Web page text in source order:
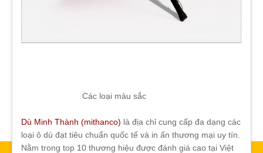
Các loại màu sắc
Dù Minh Thành (mithanco) là địa chỉ cung cấp đa dạng các
loại ô dù đạt tiêu chuẩn quốc tế và in ấn thương mại uy tín.
Nằm trong top 10 thương hiệu được đánh giá cao tại Việt